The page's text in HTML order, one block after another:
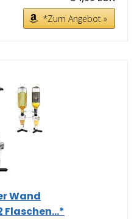
*Zum Angebot »
Wand
Flaschen...*